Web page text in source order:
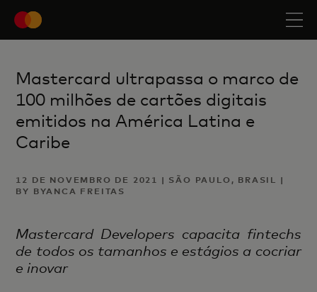
Mastercard ultrapassa o marco de
100 milhões de cartões digitais
emitidos na América Latina e
Caribe
12 DE NOVEMBRO DE 2021 | SÃO PAULO, BRASIL |
BY BYANCA FREITAS
Mastercard Developers capacita fintechs
de todos os tamanhos e estágios a cocriar
e inovar